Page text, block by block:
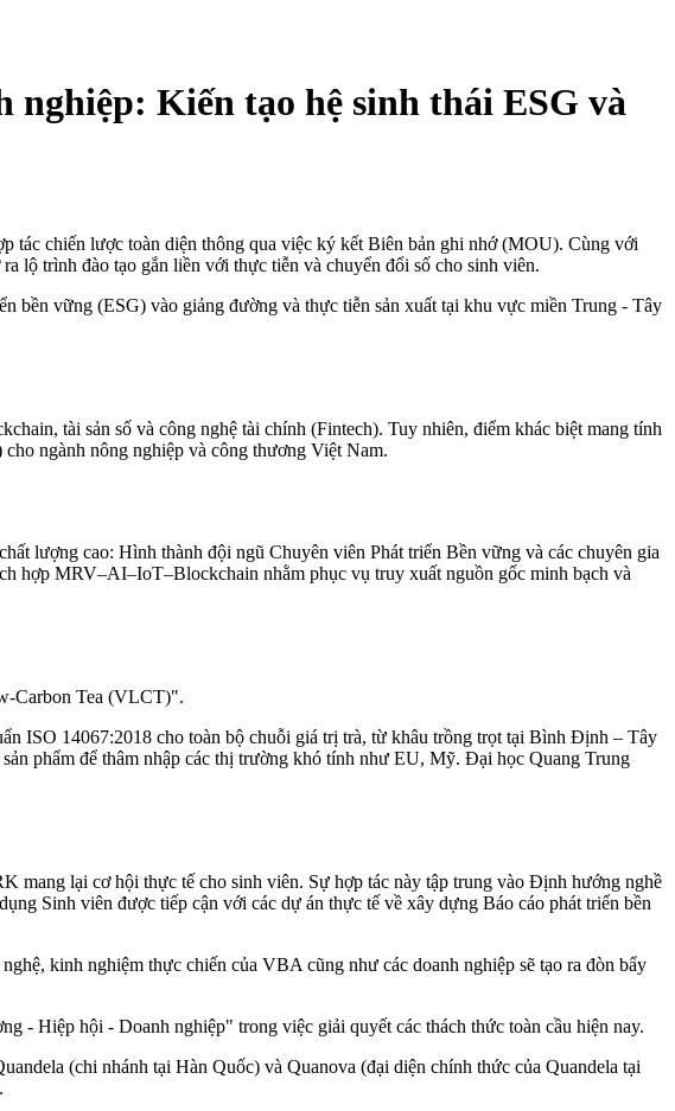
Kiến tạo hệ sinh thái ESG và
chiến lược toàn diện thông qua việc ký kết Biên bản ghi nhớ (MOU). Cùng với
lộ trình đào tạo gắn liền với thực tiễn và chuyển đổi số cho sinh viên.
bền vững (ESG) vào giảng đường và thực tiễn sản xuất tại khu vực miền Trung - Tây
tài sản số và công nghệ tài chính (Fintech). Tuy nhiên, điểm khác biệt mang tính
ngành nông nghiệp và công thương Việt Nam.
lượng cao: Hình thành đội ngũ Chuyên viên Phát triển Bền vững và các chuyên gia
hợp MRV–AI–IoT–Blockchain nhằm phục vụ truy xuất nguồn gốc minh bạch và
Carbon Tea (VLCT)".
ISO 14067:2018 cho toàn bộ chuỗi giá trị trà, từ khâu trồng trọt tại Bình Định – Tây
phẩm để thâm nhập các thị trường khó tính như EU, Mỹ. Đại học Quang Trung
lại cơ hội thực tế cho sinh viên. Sự hợp tác này tập trung vào Định hướng nghề
Sinh viên được tiếp cận với các dự án thực tế về xây dựng Báo cáo phát triển bền
kinh nghiệm thực chiến của VBA cũng như các doanh nghiệp sẽ tạo ra đòn bẩy
- Hiệp hội - Doanh nghiệp" trong việc giải quyết các thách thức toàn cầu hiện nay.
(chi nhánh tại Hàn Quốc) và Quanova (đại diện chính thức của Quandela tại